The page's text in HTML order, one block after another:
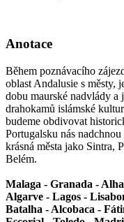
Anotace
Během poznávacího
oblast Andalusie s městy,
dobu maurské nadvlády a
drahokamů islámské
budeme obdivovat
Portugalsku nás
krásná města jako Sintra,
Belém.
Malaga - Granada -
Algarve - Lagos -
Batalha - Alcobaca -